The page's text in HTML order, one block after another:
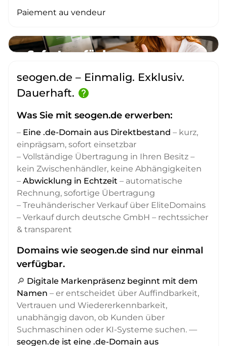
Paiement au vendeur
seogen.de – Einmalig. Exklusiv.
Dauerhaft. help
Was Sie mit seogen.de erwerben:
– Eine .de-Domain aus Direktbestand – kurz,
einprägsam, sofort einsetzbar
– Vollständige Übertragung in Ihren Besitz –
kein Zwischenhändler, keine Abhängigkeiten
– Abwicklung in Echtzeit – automatische
Rechnung, sofortige Übertragung
– Treuhänderischer Verkauf über EliteDomains
– Verkauf durch deutsche GmbH – rechtssicher
& transparent
Domains wie seogen.de sind nur einmal
verfügbar.
🔎 Digitale Markenpräsenz beginnt mit dem
Namen – er entscheidet über Auffindbarkeit,
Vertrauen und Wiedererkennbarkeit,
unabhängig davon, ob Kunden über
Suchmaschinen oder KI-Systeme suchen. —
seogen.de ist eine .de-Domain aus